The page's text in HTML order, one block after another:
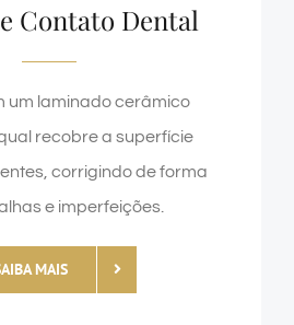
Contato Dental
um laminado cerâmico
recobre a superfície
corrigindo de forma
e imperfeições.
MAIS